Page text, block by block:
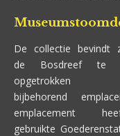
De collectie bevindt
de Bosdreef te
opgetrokken
bijbehorend
gebruikte